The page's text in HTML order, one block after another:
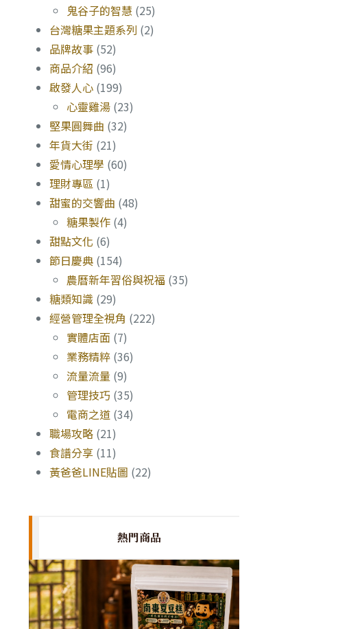
鬼谷子的智慧 (25)
台灣糖果主題系列 (2)
品牌故事 (52)
商品介紹 (96)
啟發人心 (199)
心靈雞湯 (23)
堅果圓舞曲 (32)
年貨大街 (21)
愛情心理學 (60)
理財專區 (1)
甜蜜的交響曲 (48)
糖果製作 (4)
甜點文化 (6)
節日慶典 (154)
農曆新年習俗與祝福 (35)
糖類知識 (29)
經營管理全視角 (222)
實體店面 (7)
業務精粹 (36)
流量流量 (9)
管理技巧 (35)
電商之道 (34)
職場攻略 (21)
食譜分享 (11)
黃爸爸LINE貼圖 (22)
熱門商品